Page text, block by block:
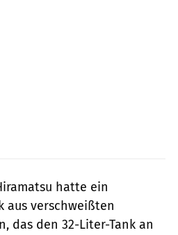
hatte ein
aus verschweißten
das den 32-Liter-Tank an